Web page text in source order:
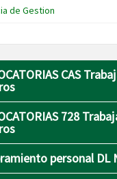
de Gestion
CAS
728
personal DL